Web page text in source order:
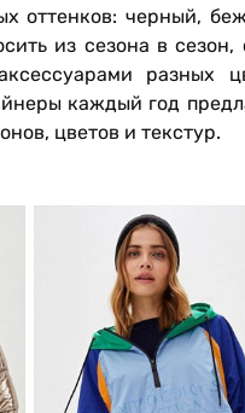
оттенков: черный,
из сезона в сезон,
разных
каждый год
цветов и текстур.